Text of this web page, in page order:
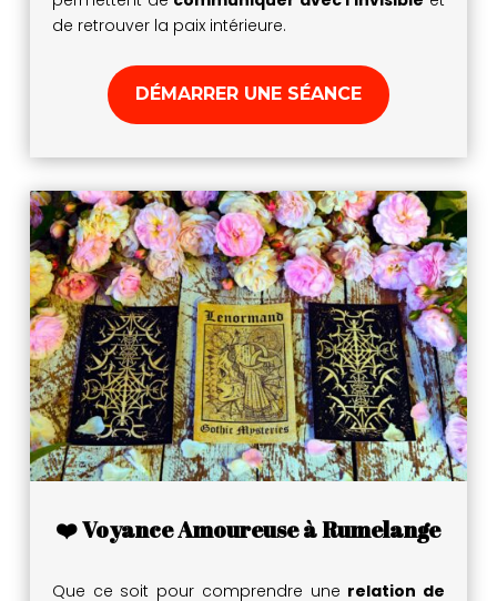
de retrouver la paix intérieure.
DÉMARRER UNE SÉANCE
❤️ Voyance Amoureuse à Rumelange
Que ce soit pour comprendre une relation de